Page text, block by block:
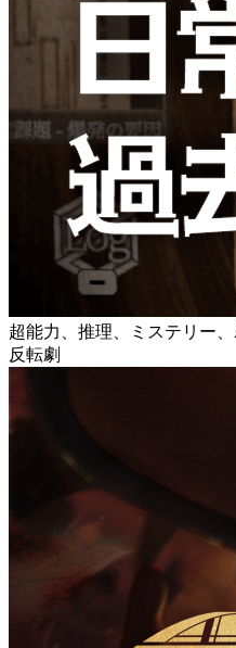
超能力、推理、ミステリー
反転劇